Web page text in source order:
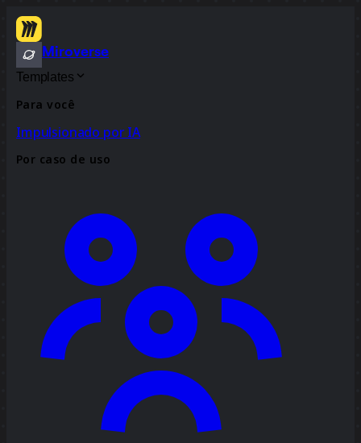
Miroverse
Templates
Para você
Impulsionado por IA
Por caso de uso